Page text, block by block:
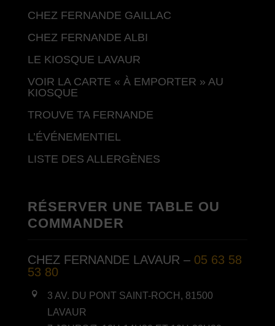
CHEZ FERNANDE GAILLAC
CHEZ FERNANDE ALBI
LE KIOSQUE LAVAUR
VOIR LA CARTE « À EMPORTER » AU
KIOSQUE
TROUVE TA FERNANDE
L’ÉVÉNEMENTIEL
LISTE DES ALLERGÈNES
RÉSERVER UNE TABLE OU
COMMANDER
CHEZ FERNANDE LAVAUR – 05 63 58
53 80

3 AV. DU PONT SAINT-ROCH, 81500
LAVAUR